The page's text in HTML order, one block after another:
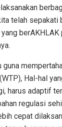
telah sepakati
berAKHLAK
guna
Hal-hal
harus adaptif
regulasi
cepat